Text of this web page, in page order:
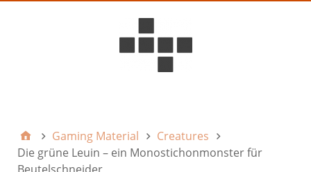
Gaming Material
Creatures
Die grüne Leuin – ein Monostichonmonster für